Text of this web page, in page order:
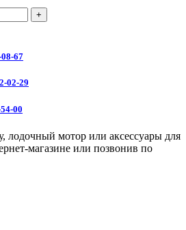
67
02-29
00
лодочный мотор или аксессуары для
магазине или позвонив по